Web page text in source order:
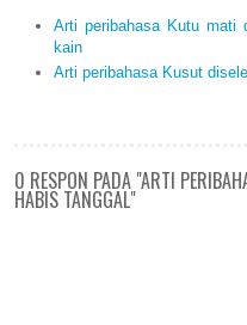
Arti peribahasa Kutu
kain
Arti peribahasa Kusut
0 RESPON PADA "ARTI
HABIS TANGGAL"